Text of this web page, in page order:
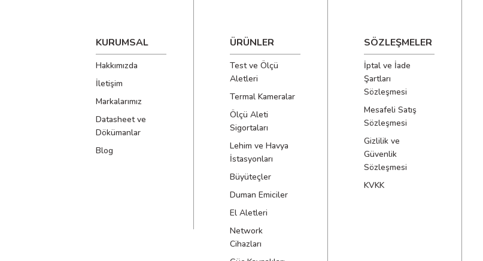
KURUMSAL
Hakkımızda
İletişim
Markalarımız
Datasheet ve
Dökümanlar
Blog
ÜRÜNLER
Test ve Ölçü
Aletleri
Termal Kameralar
Ölçü Aleti
Sigortaları
Lehim ve Havya
İstasyonları
Büyüteçler
Duman Emiciler
El Aletleri
Network
Cihazları
SÖZLEŞMELER
İptal ve İade
Şartları
Sözleşmesi
Mesafeli Satış
Sözleşmesi
Gizlilik ve
Güvenlik
Sözleşmesi
KVKK